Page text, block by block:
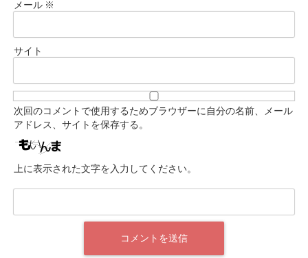
メール ※
サイト
次回のコメントで使用するためブラウザーに自分の名前、メール
アドレス、サイトを保存する。
上に表示された文字を入力してください。